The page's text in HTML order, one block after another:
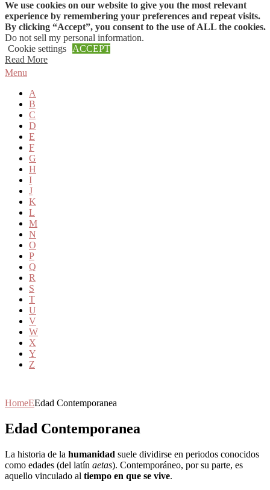
Skip to content
Menu
A
B
C
D
E
F
G
H
I
J
K
L
M
N
O
P
Q
R
S
T
U
V
W
X
Y
Z
HomeEEdad Contemporanea
Edad Contemporanea
La historia de la humanidad suele dividirse en periodos conocidos
como edades (del latín aetas). Contemporáneo, por su parte, es
aquello vinculado al tiempo en que se vive.
We use cookies on our website to give you the most relevant
experience by remembering your preferences and repeat visits.
By clicking “Accept”, you consent to the use of ALL the cookies.
Do not sell my personal information.
Cookie settings
ACCEPT
Read More